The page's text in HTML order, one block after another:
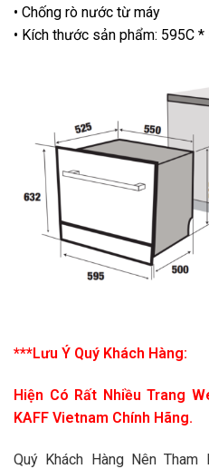
• Chống rò nước từ máy
• Kích thước sản phẩm: 595C
***Lưu Ý Quý Khách Hàng:
Hiện Có Rất Nhiều Trang
KAFF Vietnam Chính Hãng.
Quý Khách Hàng Nên